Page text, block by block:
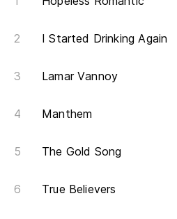
I Started Drinking Again
Lamar Vannoy
Manthem
The Gold Song
True Believers